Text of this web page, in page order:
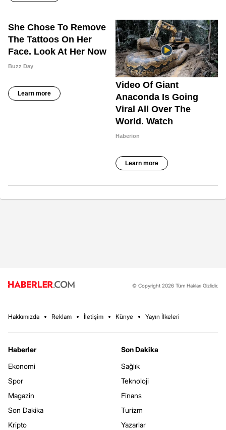
© Copyright 2026 Tüm Hakları Gizlidir.
Hakkımızda Reklam İletişim Künye Yayın İlkeleri
Haberler
Ekonomi
Spor
Magazin
Son Dakika
Kripto
Son Dakika
Sağlık
Teknoloji
Finans
Turizm
Yazarlar